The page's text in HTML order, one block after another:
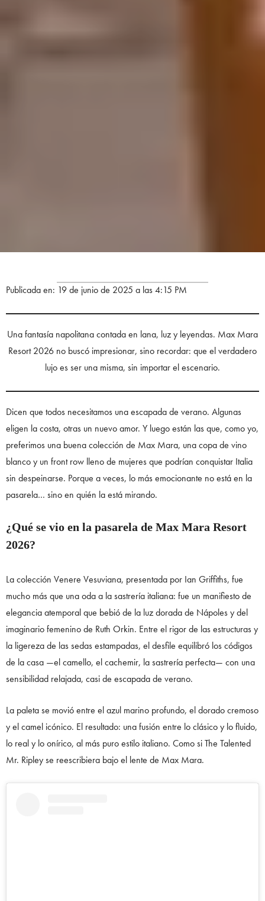
Publicada en: 19 de junio de 2025 a las 4:15 PM
Una fantasía napolitana contada en lana, luz y leyendas. Max Mara
Resort 2026 no buscó impresionar, sino recordar: que el verdadero
lujo es ser una misma, sin importar el escenario.
Dicen que todos necesitamos una escapada de verano. Algunas
eligen la costa, otras un nuevo amor. Y luego están las que, como yo,
preferimos una buena colección de Max Mara, una copa de vino
blanco y un front row lleno de mujeres que podrían conquistar Italia
sin despeinarse. Porque a veces, lo más emocionante no está en la
pasarela… sino en quién la está mirando.
¿Qué se vio en la pasarela de Max Mara Resort
2026?
La colección Venere Vesuviana, presentada por Ian Griffiths, fue
mucho más que una oda a la sastrería italiana: fue un manifiesto de
elegancia atemporal que bebió de la luz dorada de Nápoles y del
imaginario femenino de Ruth Orkin. Entre el rigor de las estructuras y
la ligereza de las sedas estampadas, el desfile equilibró los códigos
de la casa —el camello, el cachemir, la sastrería perfecta— con una
sensibilidad relajada, casi de escapada de verano.
La paleta se movió entre el azul marino profundo, el dorado cremoso
y el camel icónico. El resultado: una fusión entre lo clásico y lo fluido,
lo real y lo onírico, al más puro estilo italiano. Como si The Talented
Mr. Ripley se reescribiera bajo el lente de Max Mara.